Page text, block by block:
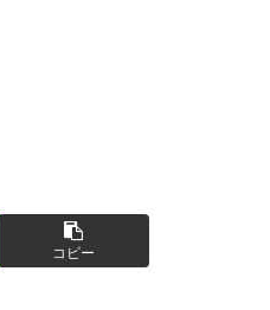
コピー